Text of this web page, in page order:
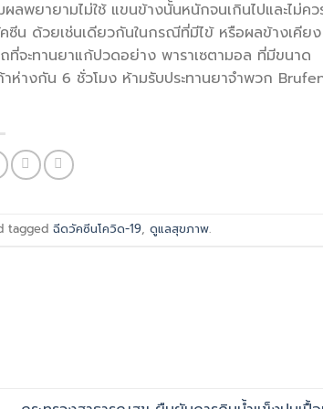
พยายามไม่ใช้ แขนข้างนั้นหนักจนเกินไปและไม่คว
ซีน ด้วยเช่นเดียวกันในกรณีที่มีไข้ หรือผลข้างเคียง
ที่จะทานยาแก้ปวดอย่าง พาราเซตามอล ที่มีขนาด
ห่างกัน 6 ชั่วโมง ห้ามรับประทานยาจำพวก
taggedฉีดวัคซีนโควิด-19,ดูแลสุขภาพ.